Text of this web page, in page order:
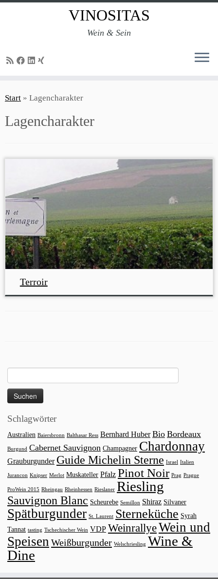
Inhalt
VINOSITAS
Wein & Sein
Start » Lagencharakter
Lagencharakter
Terroir
nach:
Schlagwörter
Australien Baiersbronn Balthasar Ress Bernhard Huber Bio Bordeaux
Burgund Cabernet Sauvignon Champagner Chardonnay
Grauburgunder Guide Michelin Sterne Israel Italien
Jurancon Knipser Merlot Muskateller Pfalz Pinot Noir Prag Prague
ProWein 2015 Rheingau Rheinhessen Rieslaner Riesling
Sauvignon Blanc Scheurebe Semillon Shiraz Silvaner
Spätburgunder St. Laurent Sterneküche Syrah
Tannat tasting Tschechischer Wein VDP WeinrallyeWein und
Speisen Weißburgunder Welschriesling Wine &
Dine